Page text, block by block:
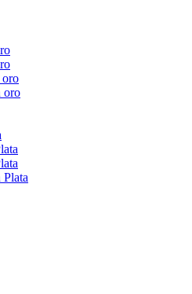
oro
oro
Plata